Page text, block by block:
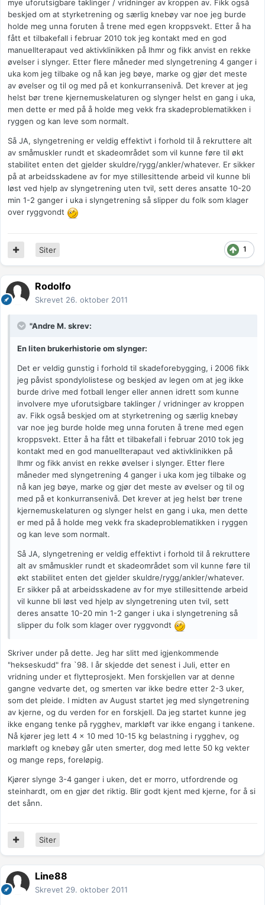
mye uforutsigbare taklinger / vridninger av kroppen av. Fikk også
beskjed om at styrketrening og særlig knebøy var noe jeg burde
holde meg unna foruten å trene med egen kroppsvekt. Etter å ha
fått et tilbakefall i februar 2010 tok jeg kontakt med en god
manuellterapaut ved aktivklinikken på lhmr og fikk anvist en rekke
øvelser i slynger. Etter flere måneder med slyngetrening 4 ganger i
uka kom jeg tilbake og nå kan jeg bøye, marke og gjør det meste
av øvelser og til og med på et konkurransenivå. Det krever at jeg
helst bør trene kjernemuskelaturen og slynger helst en gang i uka,
men dette er med på å holde meg vekk fra skadeproblematikken i
ryggen og kan leve som normalt.
Så JA, slyngetrening er veldig effektivt i forhold til å rekruttere alt
av småmuskler rundt et skadeområdet som vil kunne føre til økt
stabilitet enten det gjelder skuldre/rygg/ankler/whatever. Er sikker
på at arbeidsskadene av for mye stillesittende arbeid vil kunne bli
løst ved hjelp av slyngetrening uten tvil, sett deres ansatte 10-20
min 1-2 ganger i uka i slyngetrening så slipper du folk som klager
over ryggvondt
1
Siter
Rodolfo
Skrevet 26. oktober 2011
"Andre M. skrev:
En liten brukerhistorie om slynger:
Det er veldig gunstig i forhold til skadeforebygging, i 2006 fikk
jeg påvist spondylolistese og beskjed av legen om at jeg ikke
burde drive med fotball lenger eller annen idrett som kunne
involvere mye uforutsigbare taklinger / vridninger av kroppen
av. Fikk også beskjed om at styrketrening og særlig knebøy
var noe jeg burde holde meg unna foruten å trene med egen
kroppsvekt. Etter å ha fått et tilbakefall i februar 2010 tok jeg
kontakt med en god manuellterapaut ved aktivklinikken på
lhmr og fikk anvist en rekke øvelser i slynger. Etter flere
måneder med slyngetrening 4 ganger i uka kom jeg tilbake og
nå kan jeg bøye, marke og gjør det meste av øvelser og til og
med på et konkurransenivå. Det krever at jeg helst bør trene
kjernemuskelaturen og slynger helst en gang i uka, men dette
er med på å holde meg vekk fra skadeproblematikken i ryggen
og kan leve som normalt.
Så JA, slyngetrening er veldig effektivt i forhold til å rekruttere
alt av småmuskler rundt et skadeområdet som vil kunne føre til
økt stabilitet enten det gjelder skuldre/rygg/ankler/whatever.
Er sikker på at arbeidsskadene av for mye stillesittende arbeid
vil kunne bli løst ved hjelp av slyngetrening uten tvil, sett
deres ansatte 10-20 min 1-2 ganger i uka i slyngetrening så
slipper du folk som klager over ryggvondt
Skriver under på dette. Jeg har slitt med igjenkommende
"hekseskudd" fra `98. I år skjedde det senest i Juli, etter en
vridning under et flytteprosjekt. Men forskjellen var at denne
gangne vedvarte det, og smerten var ikke bedre etter 2-3 uker,
som det pleide. I midten av August startet jeg med slyngetrening
av kjerne, og du verden for en forskjell. Da jeg startet kunne jeg
ikke engang tenke på rygghev, markløft var ikke engang i tankene.
Nå kjører jeg lett 4 x 10 med 10-15 kg belastning i rygghev, og
markløft og knebøy går uten smerter, dog med lette 50 kg vekter
og mange reps, foreløpig.
Kjører slynge 3-4 ganger i uken, det er morro, utfordrende og
steinhardt, om en gjør det riktig. Blir godt kjent med kjerne, for å si
det sånn.
Siter
Line88
Skrevet 29. oktober 2011